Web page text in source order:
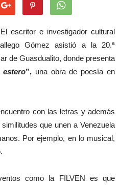
El escritor e investigador cultural
Gómez asistió a la 20.ª
de Guasdualito, donde presenta
estero”,una obra de poesía en
con las letras y además
que unen a Venezuela
Por ejemplo, en lo musical,
como la FILVEN es que